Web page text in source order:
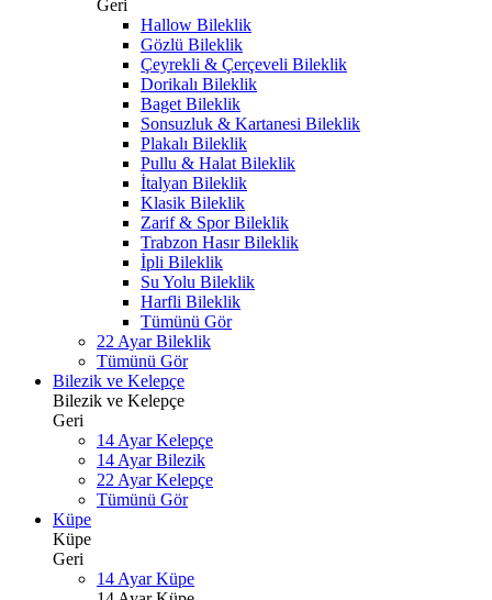
Geri
Hallow Bileklik
Gözlü Bileklik
Çeyrekli & Çerçeveli Bileklik
Dorikalı Bileklik
Baget Bileklik
Sonsuzluk & Kartanesi Bileklik
Plakalı Bileklik
Pullu & Halat Bileklik
İtalyan Bileklik
Klasik Bileklik
Zarif & Spor Bileklik
Trabzon Hasır Bileklik
İpli Bileklik
Su Yolu Bileklik
Harfli Bileklik
Tümünü Gör
22 Ayar Bileklik
Tümünü Gör
Bilezik ve Kelepçe
Bilezik ve Kelepçe
Geri
14 Ayar Kelepçe
14 Ayar Bilezik
22 Ayar Kelepçe
Tümünü Gör
Küpe
Küpe
Geri
14 Ayar Küpe